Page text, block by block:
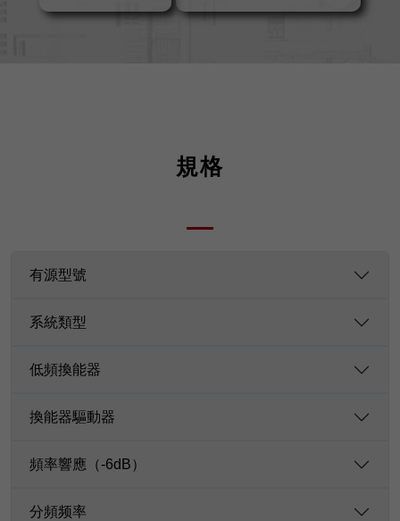
規格
有源型號
系統類型
低頻換能器
換能器驅動器
頻率響應（-6dB）
分頻频率